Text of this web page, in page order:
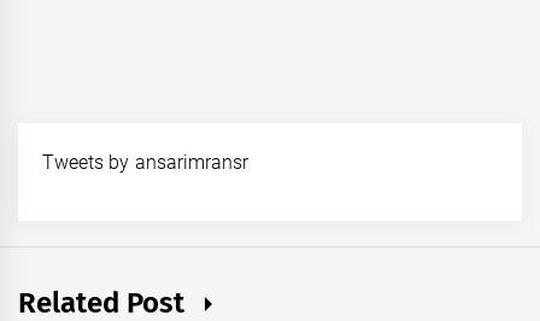
Tweets by ansarimransr
Related Post